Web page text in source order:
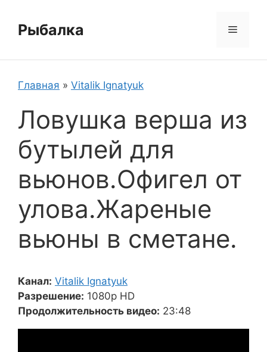
содержимому
Рыбалка Меню
Главная » Vitalik Ignatyuk
Ловушка верша из
бутылей для
вьюнов.Офигел от
улова.Жареные
вьюны в сметане.
Канал: Vitalik Ignatyuk
Разрешение: 1080p HD
Продолжительность видео: 23:48